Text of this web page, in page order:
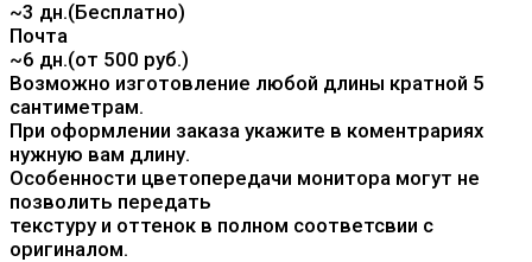
~3 дн.(Бесплатно)
Почта
~6 дн.(от 500 руб.)
Возможно изготовление любой длины кратной 5
сантиметрам.
При оформлении заказа укажите в коментрариях
нужную вам длину.
Особенности цветопередачи монитора могут не
позволить передать
текстуру и оттенок в полном соответсвии с
оригиналом.